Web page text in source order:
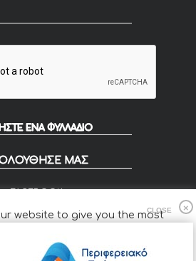
ΕΝΑ ΦΥΛΛΑΔΙΟ
ΜΑΣ
FLIP
website to give you the most